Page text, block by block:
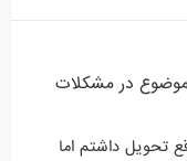
در مشکلات
پرداخت موقع تحویل داشتم اما